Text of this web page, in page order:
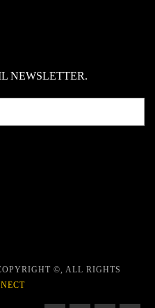
NEWSLETTER.
©, ALL RIGHTS